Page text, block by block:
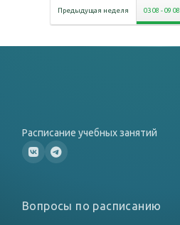
Предыдущая неделя 03 08 -09 08
Расписание учебных занятий
Вопросы по расписанию